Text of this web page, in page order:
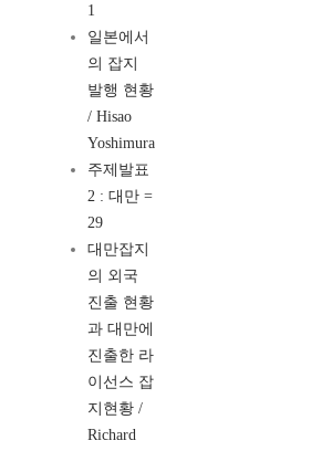
1
일본에서
의 잡지
발행 현황
/ Hisao
Yoshimura
주제발표
2 : 대만 =
29
대만잡지
의 외국
진출 현황
과 대만에
진출한 라
이선스 잡
지현황 /
Richard